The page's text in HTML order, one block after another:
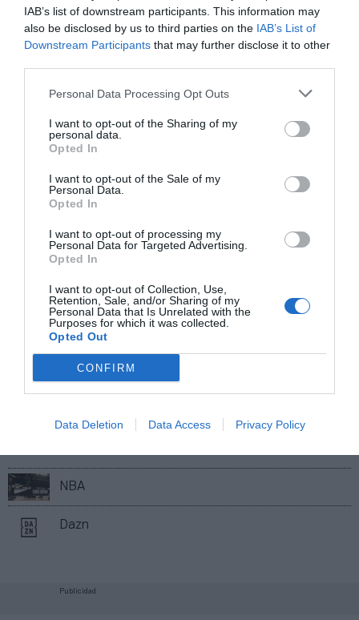
IAB’s list of downstream participants. This information may
also be disclosed by us to third parties on the IAB’s List of
Downstream Participants that may further disclose it to other
Personal Data Processing Opt Outs
I want to opt-out of the Sharing of my
personal data.
Opted In
I want to opt-out of the Sale of my
Personal Data.
Opted In
I want to opt-out of processing my
Personal Data for Targeted Advertising.
Opted In
I want to opt-out of Collection, Use,
Retention, Sale, and/or Sharing of my
Personal Data that Is Unrelated with the
Purposes for which it was collected.
Opted Out
CONFIRM
Data Deletion Data Access Privacy Policy
NBA
Dazn
y creativo, y nos ayudarán a seguir impulsando el
crecimiento del baloncesto en todo el país”.
Sobre Intelligence 2P
Intelligence 2P es la unidad de estrategia e
de datos monitoriza más de 34.000 contratos de
patrocinio, de los que 25.000 corresponden al mercado
español y más de 8.000 a propiedades deportivas y
competición, tipología de activos, marcas, categorías
de producto y valor económico aproximado de cada
acuerdo. Si quieres más información, contacta con
Añadir 2Playbook
Mantente informado con las últimas noticias de actualidad.
ACTIVAR AHORA
Publicidad